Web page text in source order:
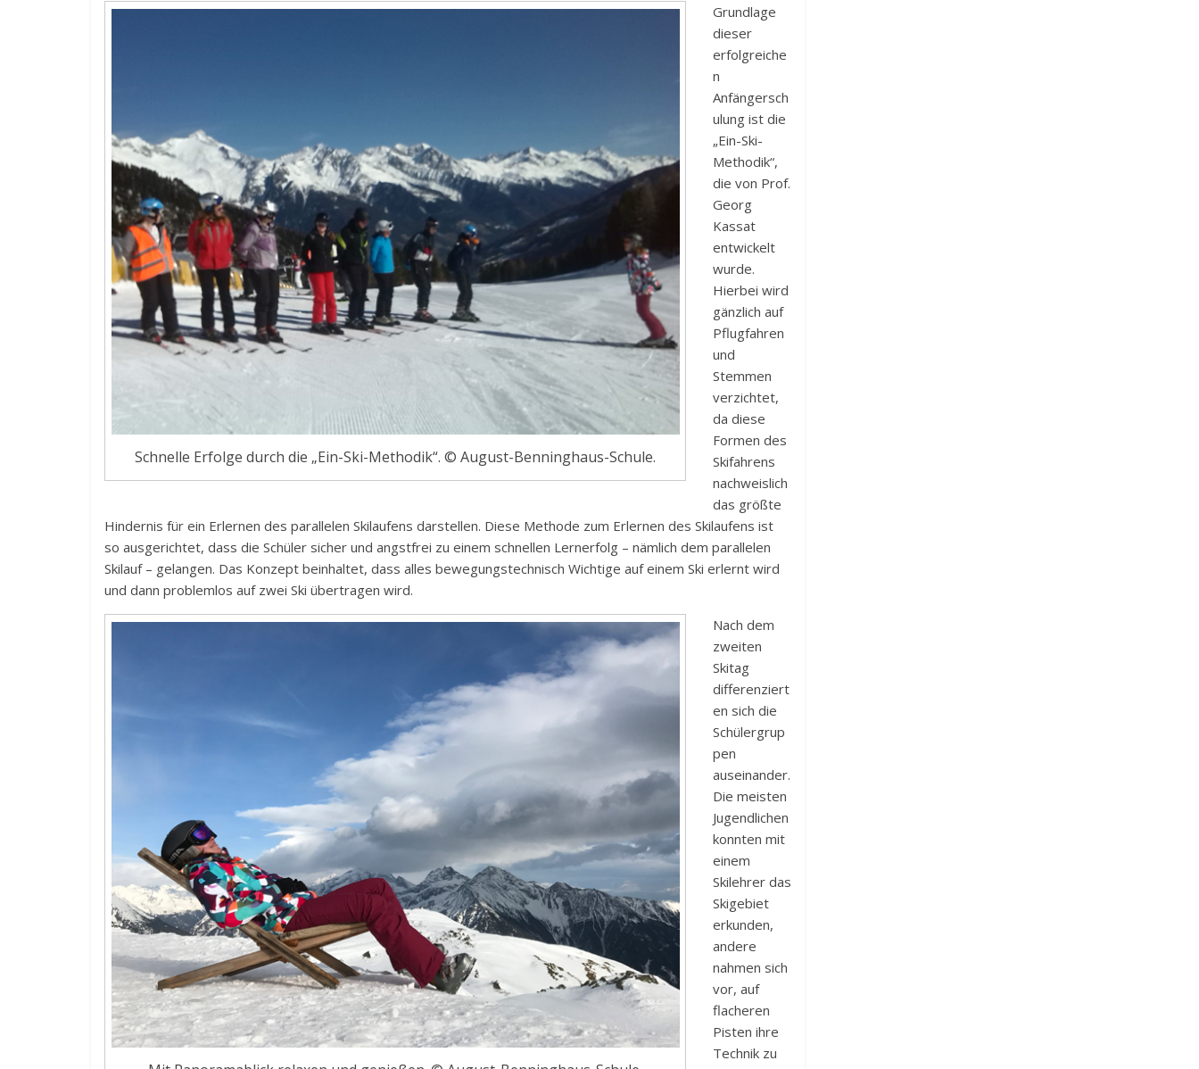
Schnelle Erfolge durch die „Ein-Ski-Methodik“. © August-Benninghaus-Schule.
Grundlage
dieser
erfolgreiche
n
Anfängersch
ulung ist die
„Ein-Ski-
Methodik“,
die von Prof.
Georg
Kassat
entwickelt
wurde.
Hierbei wird
gänzlich auf
Pflugfahren
und
Stemmen
verzichtet,
da diese
Formen des
Skifahrens
nachweislich
das größte
Hindernis für ein Erlernen des parallelen Skilaufens darstellen. Diese Methode zum Erlernen des Skilaufens ist
so ausgerichtet, dass die Schüler sicher und angstfrei zu einem schnellen Lernerfolg – nämlich dem parallelen
Skilauf – gelangen. Das Konzept beinhaltet, dass alles bewegungstechnisch Wichtige auf einem Ski erlernt wird
und dann problemlos auf zwei Ski übertragen wird.
Nach dem
zweiten
Skitag
differenziert
en sich die
Schülergrup
pen
auseinander.
Die meisten
Jugendlichen
konnten mit
einem
Skilehrer das
Skigebiet
erkunden,
andere
nahmen sich
vor, auf
flacheren
Pisten ihre
Technik zu